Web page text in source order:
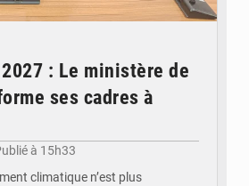
: Le ministère de
ses cadres à
à 15h33
climatique n’est plus